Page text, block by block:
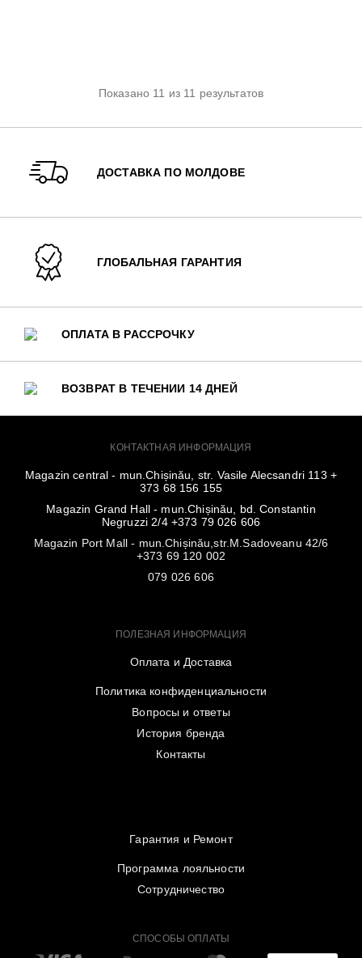
Показано 11 из 11 результатов
ДОСТАВКА ПО МОЛДОВЕ
ГЛОБАЛЬНАЯ ГАРАНТИЯ
ОПЛАТА В РАССРОЧКУ
ВОЗВРАТ В ТЕЧЕНИИ 14 ДНЕЙ
КОНТАКТНАЯ ИНФОРМАЦИЯ
Magazin central - mun.Chișinău, str. Vasile Alecsandri 113 +
373 68 156 155
Magazin Grand Hall - mun.Chișinău, bd. Constantin
Negruzzi 2/4 +373 79 026 606
Magazin Port Mall - mun.Chișinău,str.M.Sadoveanu 42/6
+373 69 120 002
079 026 606
ПОЛЕЗНАЯ ИНФОРМАЦИЯ
Оплата и Доставка
Политика конфиденциальности
Вопросы и ответы
История бренда
Контакты
Гарантия и Ремонт
Программа лояльности
Сотрудничество
СПОСОБЫ ОПЛАТЫ